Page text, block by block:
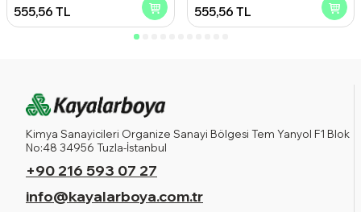
555,56 TL 555,56 TL
Kimya Sanayicileri Organize Sanayi Bölgesi Tem Yanyol F1 Blok
No:48 34956 Tuzla-İstanbul
+90 216 593 07 27
info@kayalarboya.com.tr